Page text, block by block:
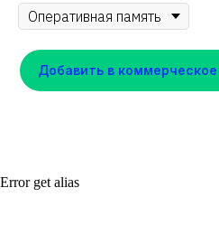
Добавить в
Error get alias